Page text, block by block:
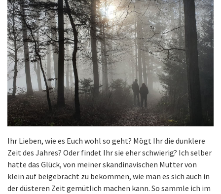
Ihr Lieben, wie es Euch wohl so geht? Mögt Ihr die dunklere
Zeit des Jahres? Oder findet Ihr sie eher schwierig? Ich selber
hatte das Glück, von meiner skandinavischen Mutter von
klein auf beigebracht zu bekommen, wie man es sich auch in
der düsteren Zeit gemütlich machen kann. So sammle ich im